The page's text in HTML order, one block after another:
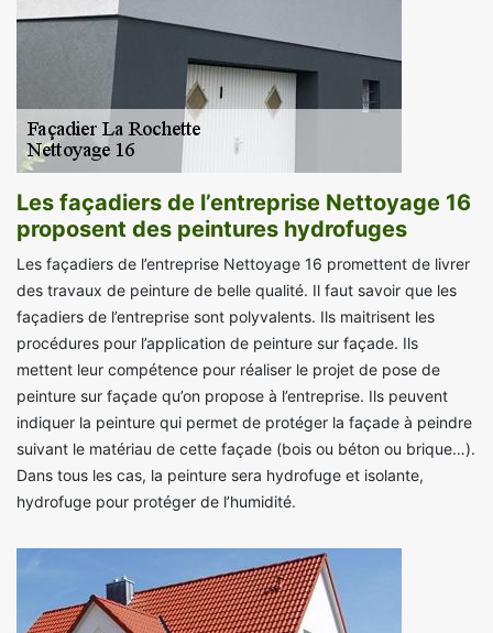
Les façadiers de l’entreprise Nettoyage 16
proposent des peintures hydrofuges
Les façadiers de l’entreprise Nettoyage 16 promettent de livrer
des travaux de peinture de belle qualité. Il faut savoir que les
façadiers de l’entreprise sont polyvalents. Ils maitrisent les
procédures pour l’application de peinture sur façade. Ils
mettent leur compétence pour réaliser le projet de pose de
peinture sur façade qu’on propose à l’entreprise. Ils peuvent
indiquer la peinture qui permet de protéger la façade à peindre
suivant le matériau de cette façade (bois ou béton ou brique…).
Dans tous les cas, la peinture sera hydrofuge et isolante,
hydrofuge pour protéger de l’humidité.